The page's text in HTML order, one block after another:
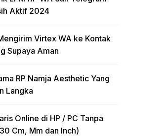
Aktif 2024
Virtex WA ke Kontak
Supaya Aman
RP Namja Aesthetic Yang
Langka
Online di HP / PC Tanpa
Cm, Mm dan Inch)